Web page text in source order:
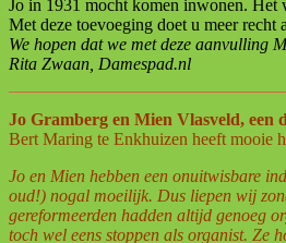
Jo in 1931 mocht komen inwonen. Het
Met deze toevoeging doet u meer recht
We hopen dat we met deze aanvulling
Rita Zwaan, Damespad.nl
Jo Gramberg en Mien Vlasveld,
Bert Maring te Enkhuizen heeft mooie
Jo en Mien hebben een onuitwisbare
oud!) nogal moeilijk. Dus liepen wij
gereformeerden hadden altijd genoeg
toch wel eens stoppen als organist. Ze